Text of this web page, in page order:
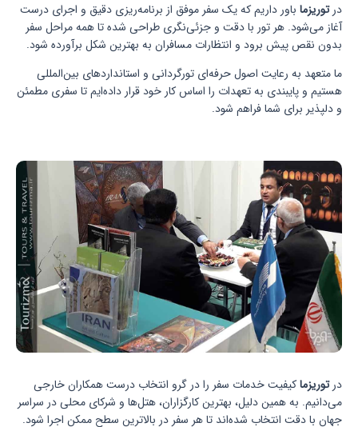
درتوریزما باور داریم که یک سفر موفق از برنامه‌ریزی دقیق و اجرای درست
آغاز می‌شود. هر تور با دقت و جزئی‌نگری طراحی شده تا همه مراحل سفر
بدون نقص پیش برود و انتظارات مسافران به بهترین شکل برآورده شود.
ما متعهد به رعایت اصول حرفه‌ای تورگردانی و استانداردهای بین‌المللی
هستیم و پایبندی به تعهدات را اساس کار خود قرار داده‌ایم تا سفری مطمئن
و دلپذیر برای شما فراهم شود.
درتوریزماکیفیت خدمات سفر را در گرو انتخاب درست همکاران خارجی
می‌دانیم. به همین دلیل، بهترین کارگزاران، هتل‌ها و شرکای محلی در سراسر
جهان با دقت انتخاب شده‌اند تا هر سفر در بالاترین سطح ممکن اجرا شود.